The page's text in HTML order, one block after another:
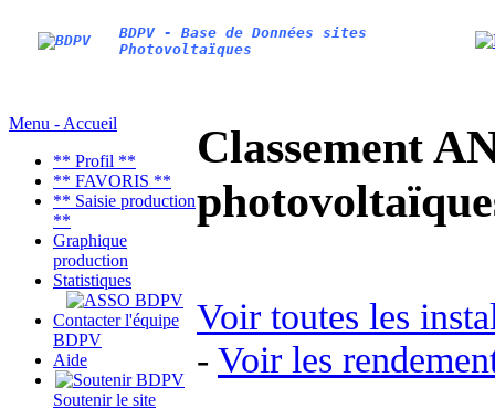
BDPV - Base de Données sites
Photovoltaïques
Menu - Accueil
** Profil **
** FAVORIS **
** Saisie production
**
Graphique
production
Statistiques
Contacter l'équipe
BDPV
Aide
Soutenir le site
Classement
Voir toutes les
- Voir les